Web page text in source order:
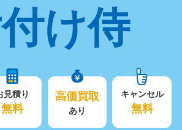
け侍
見積り
無料
高価買取
あり
キャンセル
無料